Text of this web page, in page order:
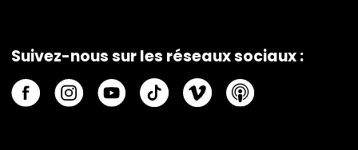
Suivez-nous sur les réseaux sociaux :